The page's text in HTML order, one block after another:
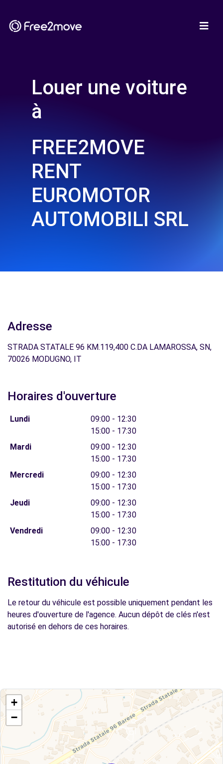
Louer une voiture
à
FREE2MOVE
RENT
EUROMOTOR
AUTOMOBILI SRL
Adresse
STRADA STATALE 96 KM.119,400 C.DA LAMAROSSA, SN,
70026 MODUGNO, IT
Horaires d'ouverture
Lundi
09:00 - 12:30
15:00 - 17:30
Mardi
09:00 - 12:30
15:00 - 17:30
Mercredi
09:00 - 12:30
15:00 - 17:30
Jeudi
09:00 - 12:30
15:00 - 17:30
Vendredi
09:00 - 12:30
15:00 - 17:30
Restitution du véhicule
Le retour du véhicule est possible uniquement pendant les
heures d'ouverture de l'agence. Aucun dépôt de clés n'est
autorisé en dehors de ces horaires.
+
−